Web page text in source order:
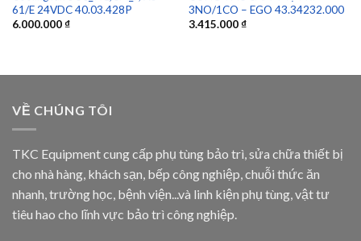
61/E 24VDC 40.03.428P
6.000.000₫
3NO/1CO – EGO 43.34232.000
3.415.000₫
VỀ CHÚNG TÔI
TKC Equipment cung cấp phụ tùng bảo trì, sửa chữa thiết bị
cho nhà hàng, khách sạn, bếp công nghiệp, chuỗi thức ăn
nhanh, trường học, bệnh viện...và linh kiện phụ tùng, vật tư
tiêu hao cho lĩnh vực bảo trì công nghiệp.